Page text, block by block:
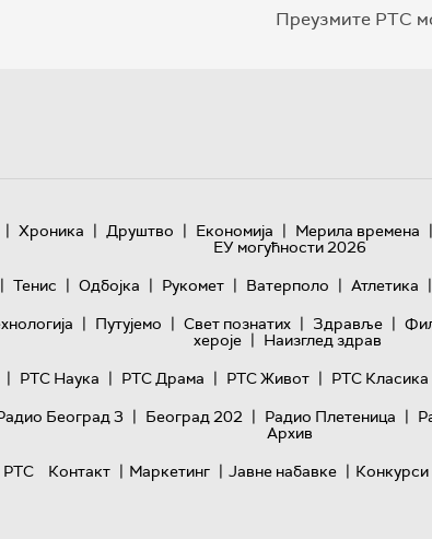
Преузмите РТС
| Хроника | Друштво | Економија | Мерила времена |
ЕУ могућности 2026
| Тенис | Одбојка | Рукомет | Ватерполо | Атлетика |
| Путујемо | Свет познатих | Здравље |
хероје | Наизглед здрав
| РТС Наука | РТС Драма | РТС Живот | РТС Класика
Београд 3 | Београд 202 | Радио Плетеница |
Архив
РТС
Контакт | Маркетинг | Јавне набавке | Конкурси